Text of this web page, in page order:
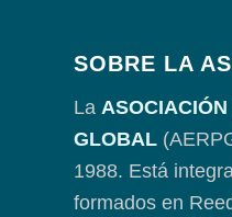
SOBRE LA
La
GLOBAL
1988. Está
formados en